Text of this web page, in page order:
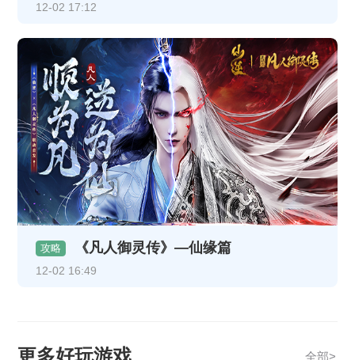
12-02 17:12
攻略 《凡人御灵传》—仙缘篇
12-02 16:49
全部>